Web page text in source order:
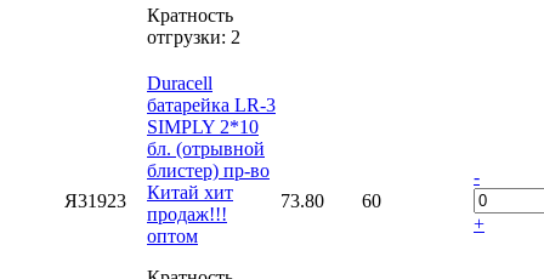
Кратность
отгрузки: 2
Я31923
Duracell
батарейка LR-3
SIMPLY 2*10
бл. (отрывной
блистер) пр-во
Китай хит
продаж!!!
оптом
73.80 60
-
+